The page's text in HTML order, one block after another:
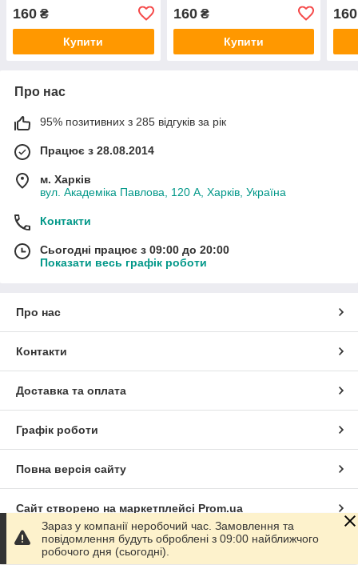
160 ₴
Купити
160₴
Купити
160
Про нас
95% позитивних з 285 відгуків за рік
Працює з 28.08.2014
м. Харків
вул. Академіка Павлова, 120 А, Харків, Україна
Контакти
Сьогодні працює з 09:00 до 20:00
Показати весь графік роботи
Про нас
Контакти
Доставка та оплата
Графік роботи
Повна версія сайту
Сайт створено на маркетплейсі Prom.ua
Політика конфіденційності
Зараз у компанії неробочий час. Замовлення та
повідомлення будуть оброблені з 09:00 найближчого
робочого дня (сьогодні).